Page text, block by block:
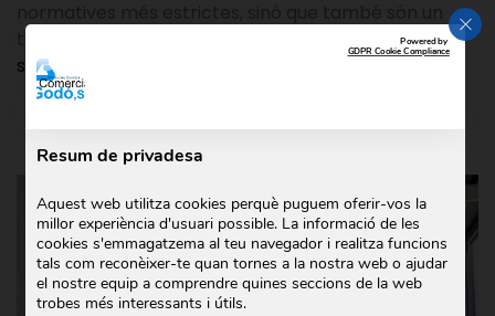
testimoniatge del nostre compromís amb la
seguretat
Powered by
GDPR Cookie Compliance
Resum de privadesa
Aquest web utilitza cookies perquè puguem oferir-vos la
millor experiència d'usuari possible. La informació de les
cookies s'emmagatzema al teu navegador i realitza funcions
tals com reconèixer-te quan tornes a la nostra web o ajudar
el nostre equip a comprendre quines seccions de la web
trobes més interessants i útils.